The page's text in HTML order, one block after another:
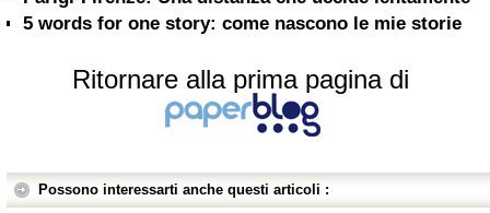
5 words for one story: come nascono le mie storie
Ritornare alla prima pagina di
Possono interessarti anche questi articoli :